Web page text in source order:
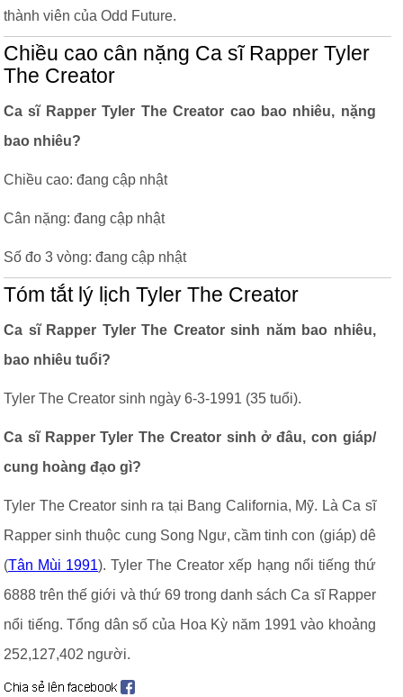
thành viên của Odd Future.
Chiều cao cân nặng Ca sĩ Rapper Tyler
The Creator
Ca sĩ Rapper Tyler The Creator cao bao nhiêu, nặng
bao nhiêu?
Chiều cao: đang cập nhật
Cân nặng: đang cập nhật
Số đo 3 vòng: đang cập nhật
Tóm tắt lý lịch Tyler The Creator
Ca sĩ Rapper Tyler The Creator sinh năm bao nhiêu,
bao nhiêu tuổi?
Tyler The Creator sinh ngày 6-3-1991 (35 tuổi).
Ca sĩ Rapper Tyler The Creator sinh ở đâu, con giáp/
cung hoàng đạo gì?
Tyler The Creator sinh ra tại Bang California, Mỹ. Là Ca sĩ
Rapper sinh thuộc cung Song Ngư, cầm tinh con (giáp) dê
(Tân Mùi 1991). Tyler The Creator xếp hạng nổi tiếng thứ
6888 trên thế giới và thứ 69 trong danh sách Ca sĩ Rapper
nổi tiếng. Tổng dân số của Hoa Kỳ năm 1991 vào khoảng
252,127,402 người.